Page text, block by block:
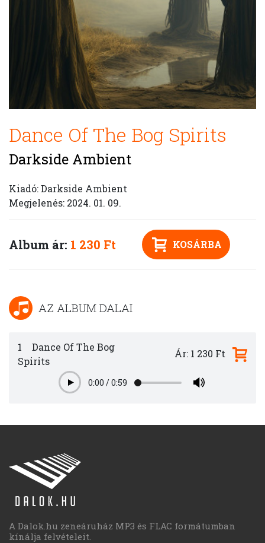
Dance Of The Bog Spirits
Darkside Ambient
Kiadó: Darkside Ambient
Megjelenés: 2024. 01. 09.
Album ár: 1 230 Ft KOSÁRBA
AZ ALBUM DALAI
1
Dance Of The Bog
Spirits
Play0:00 /0:59
Ár: 1 230 Ft
A Dalok.hu zeneáruház MP3 és FLAC formátumban
kínálja felvételeit.